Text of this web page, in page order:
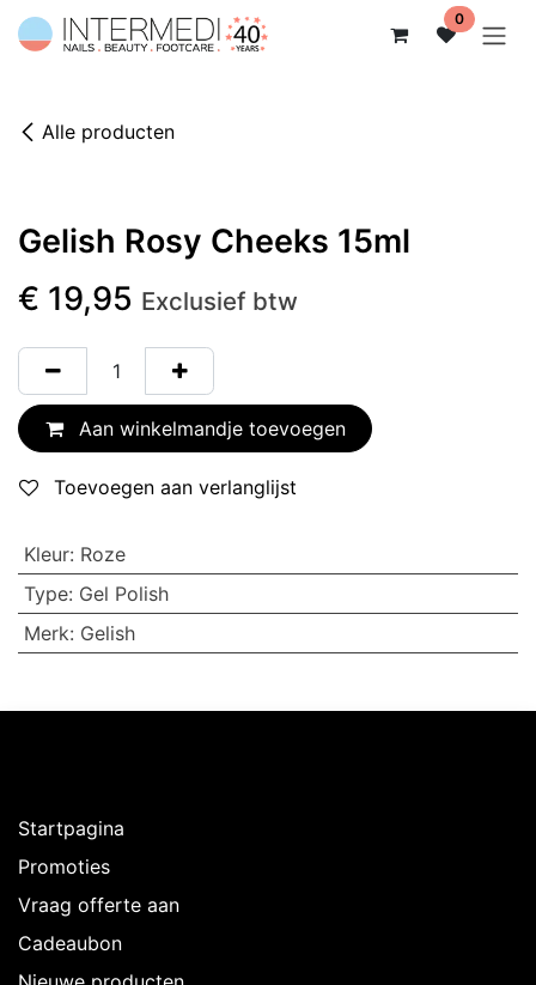
Overslaan naar inhoud 0
Alle producten
Gelish Rosy Cheeks 15ml
€ 19,95 Exclusief btw
Aan winkelmandje toevoegen
Toevoegen aan verlanglijst
Kleur: Roze
Type: Gel Polish
Merk: Gelish
Startpagina
Promoties
Vraag offerte aan
Cadeaubon